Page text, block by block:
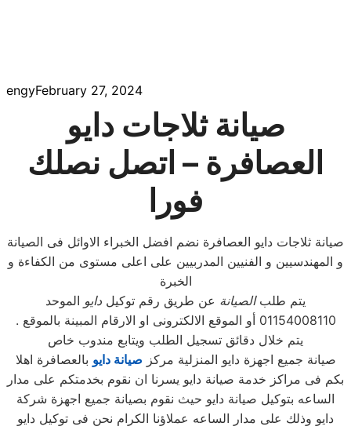
engyFebruary 27, 2024
صيانة ثلاجات دايو
العصافرة – اتصل نصلك
فورا
صيانة ثلاجات دايو العصافرة نضم افضل الخبراء الاوائل فى الصيانة
و المهندسيين و الفنيين المدربيين على اعلى مستوى من الكفاءة و
الخبرة
يتم طلبالصيانة عن طريق رقم توكيل دايو الموحد
01154008110 أو الموقع الالكترونى او الارقام المبينة بالموقع .
يتم خلال دقائق تسجيل الطلب ويتابع مندوب خاص
صيانة جميع اجهزة دايو المنزلية مركز صيانة دايو بالعصافرة اهلا
بكم فى مراكز خدمة صيانة دايو يسرنا ان نقوم بخدمتكم على مدار
الساعه بتوكيل صيانة دايو حيث نقوم بصيانة جميع اجهزة شركة
دايو وذلك على مدار الساعه عملاؤنا الكرام نحن فى توكيل دايو